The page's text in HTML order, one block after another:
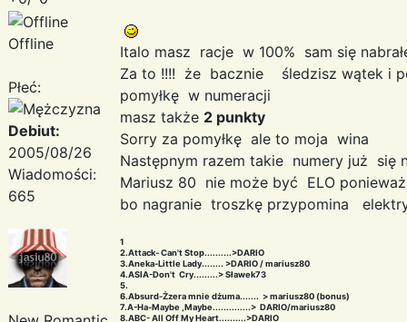
Offline
Płeć:
Debiut:
2005/08/26
Wiadomości:
665
Italo masz racje w 100% sam się
Za to !!!! że bacznie śledzisz wątek i
pomyłkę w numeracji
masz także 2 punkty
Sorry za pomyłkę ale to moja wina
Następnym razem takie numery już się
Mariusz 80 nie może być ELO
bo nagranie troszkę przypomina
1
2.Attack- Can't Stop..........>DARIO
3.Aneka-Little Lady........ >DARIO / mariusz80
4.ASIA-Don't Cry.........> Sławek73
5.
6.Absurd-Żzera mnie dżuma....... > mariusz80 (bonus)
7.A-Ha-Maybe ,Maybe..............> DARIO/mariusz80
8.ABC- All Off My Heart..........>DARIO